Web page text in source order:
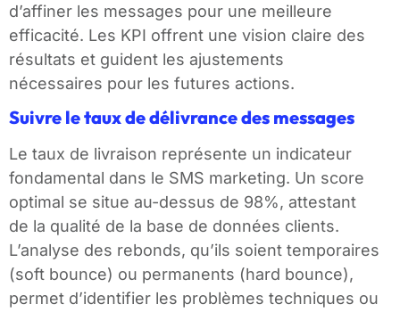
d’affiner les messages pour une meilleure
efficacité. Les KPI offrent une vision claire des
résultats et guident les ajustements
nécessaires pour les futures actions.
Suivre le taux de délivrance des messages
Le taux de livraison représente un indicateur
fondamental dans le SMS marketing. Un score
optimal se situe au-dessus de 98%, attestant
de la qualité de la base de données clients.
L’analyse des rebonds, qu’ils soient temporaires
(soft bounce) ou permanents (hard bounce),
permet d’identifier les problèmes techniques ou